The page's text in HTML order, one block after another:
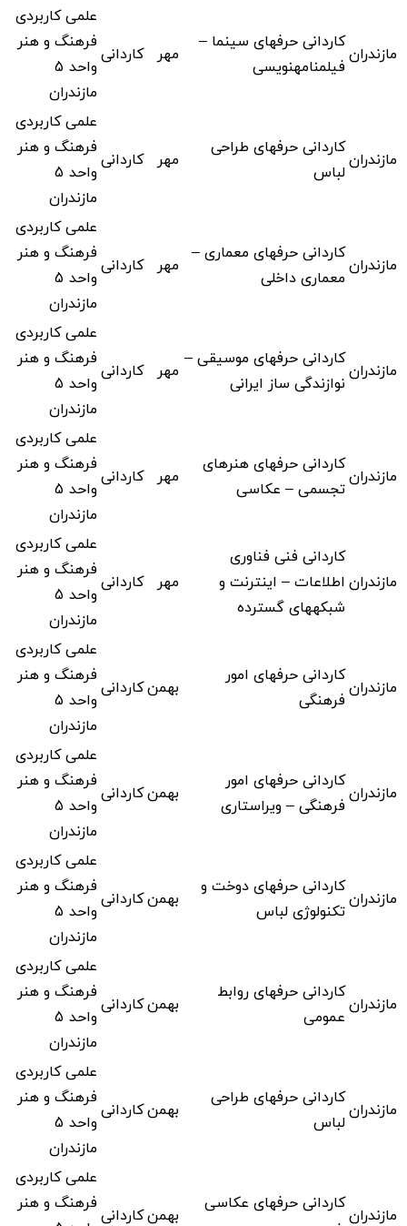
مازندرانکاردانی حرفهای سینما –
فیلمنامهنویسی
مهر کاردانی
علمی کاربردی
فرهنگ و هنر
واحد 5
مازندران
مازندرانکاردانی حرفهای طراحی
لباس
مهر کاردانی
علمی کاربردی
فرهنگ و هنر
واحد 5
مازندران
مازندرانکاردانی حرفهای معماری –
معماری داخلی
مهر کاردانی
علمی کاربردی
فرهنگ و هنر
واحد 5
مازندران
مازندرانکاردانی حرفهای موسیقی –
نوازندگی ساز ایرانی
مهر کاردانی
علمی کاربردی
فرهنگ و هنر
واحد 5
مازندران
مازندرانکاردانی حرفهای هنرهای
تجسمی – عکاسی
مهر کاردانی
علمی کاربردی
فرهنگ و هنر
واحد 5
مازندران
مازندران
کاردانی فنی فناوری
اطلاعات – اینترنت و
شبکههای گسترده
مهر کاردانی
علمی کاربردی
فرهنگ و هنر
واحد 5
مازندران
مازندرانکاردانی حرفهای امور
فرهنگی
بهمنکاردانی
علمی کاربردی
فرهنگ و هنر
واحد 5
مازندران
مازندرانکاردانی حرفهای امور
فرهنگی – ویراستاری
بهمنکاردانی
علمی کاربردی
فرهنگ و هنر
واحد 5
مازندران
مازندرانکاردانی حرفهای دوخت و
تکنولوژی لباس
بهمنکاردانی
علمی کاربردی
فرهنگ و هنر
واحد 5
مازندران
مازندرانکاردانی حرفهای روابط
عمومی
بهمنکاردانی
علمی کاربردی
فرهنگ و هنر
واحد 5
مازندران
مازندرانکاردانی حرفهای طراحی
لباس
بهمنکاردانی
علمی کاربردی
فرهنگ و هنر
واحد 5
مازندران
مازندرانکاردانی حرفهای عکاسی
بهمنکاردانی
علمی کاربردی
فرهنگ و هنر